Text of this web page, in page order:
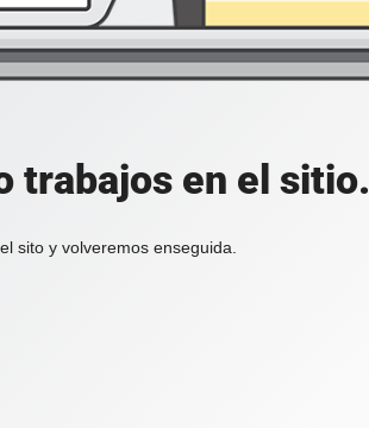
trabajos en el sitio.
sito y volveremos enseguida.